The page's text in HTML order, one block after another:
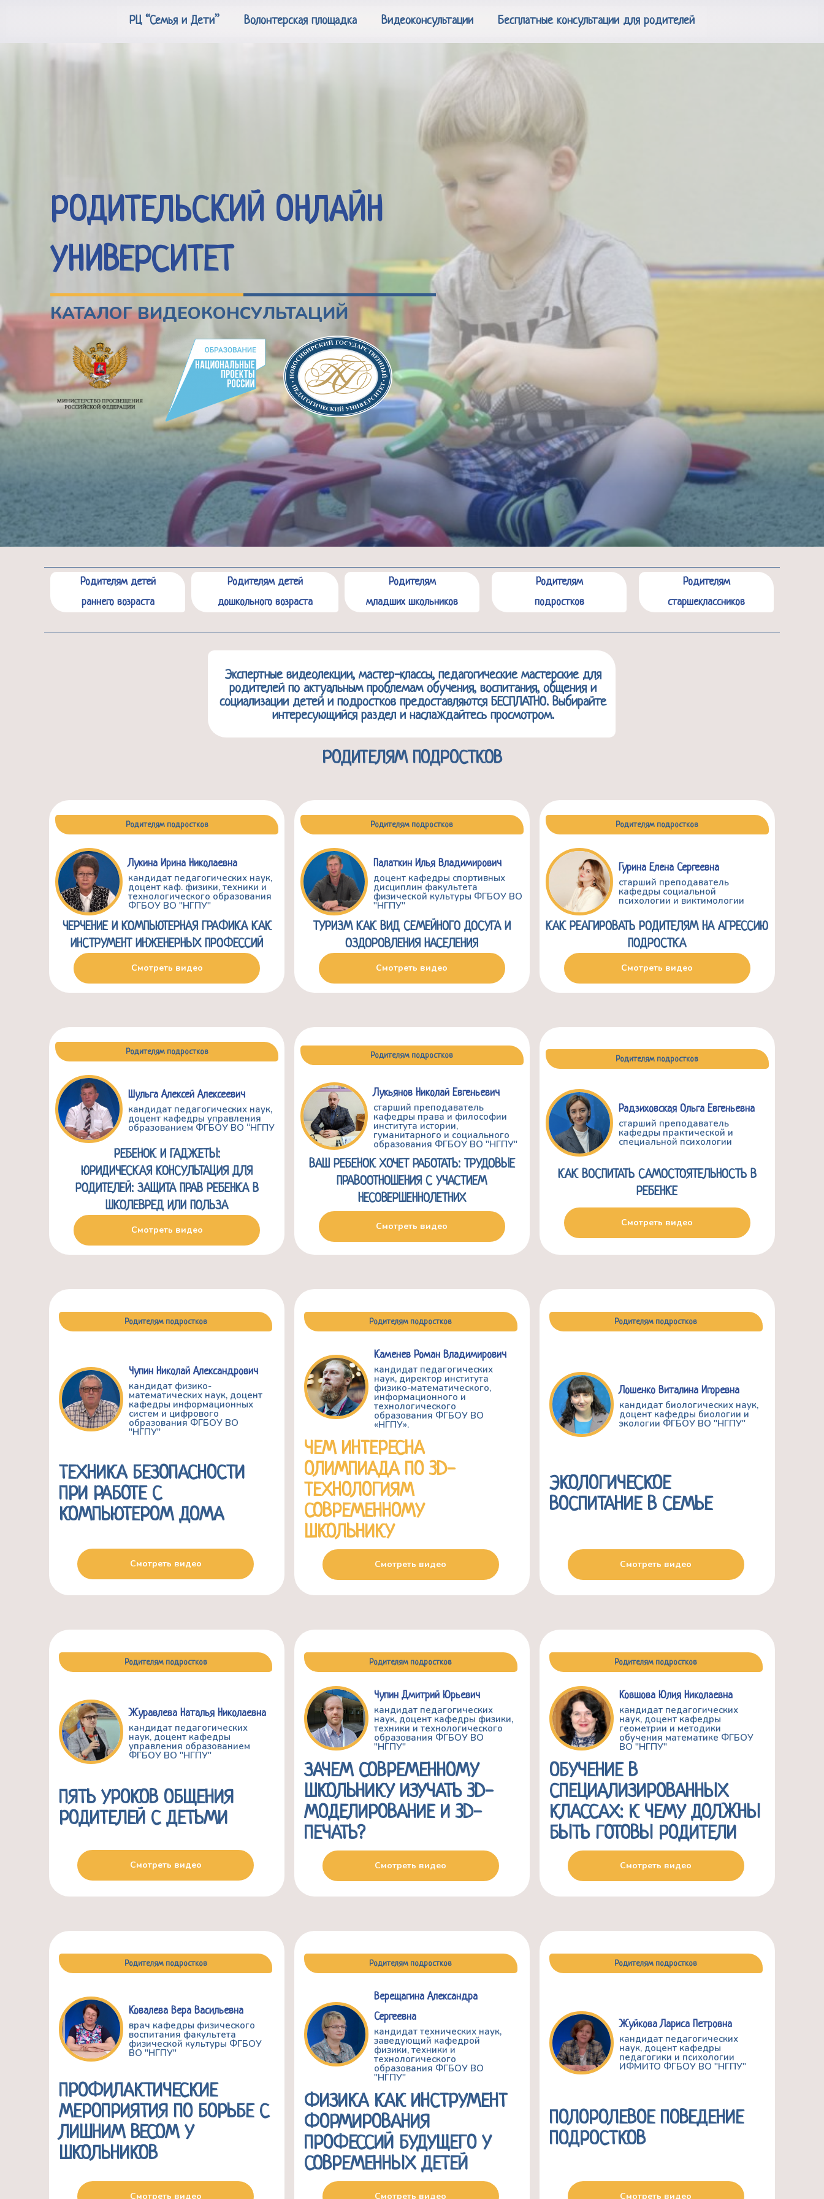
РЦ “Семья и Дети” Волонтерская площадка Видеоконсультации Бесплатные консультации для родителей
РОДИТЕЛЬСКИЙ ОНЛАЙН
УНИВЕРСИТЕТ
КАТАЛОГ ВИДЕОКОНСУЛЬТАЦИЙ
Родителям детей
раннего возраста
Родителям детей
дошкольного возраста
Родителям
младших школьников
Родителям
подростков
Родителям
старшеклассников
Экспертные видеолекции, мастер-классы, педагогические мастерские для
родителей по актуальным проблемам обучения, воспитания, общения и
социализации детей и подростков предоставляются БЕСПЛАТНО. Выбирайте
интересующийся раздел и наслаждайтесь просмотром.
РОДИТЕЛЯМ ПОДРОСТКОВ
Родителям подростков
Лукина Ирина Николаевна
кандидат педагогических наук,
доцент каф. физики, техники и
технологического образования
ФГБОУ ВО "НГПУ"
ЧЕРЧЕНИЕ И КОМПЬЮТЕРНАЯ ГРАФИКА КАК
ИНСТРУМЕНТ ИНЖЕНЕРНЫХ ПРОФЕССИЙ
Смотреть видео
Родителям подростков
Палаткин Илья Владимирович
доцент кафедры спортивных
дисциплин факультета
физической культуры ФГБОУ ВО
"НГПУ"
ТУРИЗМ КАК ВИД СЕМЕЙНОГО ДОСУГА И
ОЗДОРОВЛЕНИЯ НАСЕЛЕНИЯ
Смотреть видео
Родителям подростков
Гурина Елена Сергеевна
старший преподаватель
кафедры социальной
психологии и виктимологии
КАК РЕАГИРОВАТЬ РОДИТЕЛЯМ НА АГРЕССИЮ
ПОДРОСТКА
Смотреть видео
Родителям подростков
Шульга Алексей Алексеевич
кандидат педагогических наук,
доцент кафедры управления
образованием ФГБОУ ВО “НГПУ
РЕБЕНОК И ГАДЖЕТЫ:
ЮРИДИЧЕСКАЯ КОНСУЛЬТАЦИЯ ДЛЯ
РОДИТЕЛЕЙ: ЗАЩИТА ПРАВ РЕБЕНКА В
ШКОЛЕВРЕД ИЛИ ПОЛЬЗА
Смотреть видео
Родителям подростков
Лукьянов Николай Евгеньевич
старший преподаватель
кафедры права и философии
института истории,
гуманитарного и социального
образования ФГБОУ ВО "НГПУ"
ВАШ РЕБЕНОК ХОЧЕТ РАБОТАТЬ: ТРУДОВЫЕ
ПРАВООТНОШЕНИЯ С УЧАСТИЕМ
НЕСОВЕРШЕННОЛЕТНИХ
Смотреть видео
Родителям подростков
Радзиховская Ольга Евгеньевна
старший преподаватель
кафедры практической и
специальной психологии
КАК ВОСПИТАТЬ САМОСТОЯТЕЛЬНОСТЬ В
РЕБЕНКЕ
Смотреть видео
Родителям подростков
Чупин Николай Александрович
кандидат физико-
математических наук, доцент
кафедры информационных
систем и цифрового
образования ФГБОУ ВО
"НГПУ"
ТЕХНИКА БЕЗОПАСНОСТИ
ПРИ РАБОТЕ С
КОМПЬЮТЕРОМ ДОМА
Смотреть видео
Родителям подростков
Каменев Роман Владимирович
кандидат педагогических
наук, директор института
физико-математического,
информационного и
технологического
образования ФГБОУ ВО
«НГПУ».
ЧЕМ ИНТЕРЕСНА
ОЛИМПИАДА ПО 3D-
ТЕХНОЛОГИЯМ
СОВРЕМЕННОМУ
ШКОЛЬНИКУ
Смотреть видео
Родителям подростков
Лошенко Виталина Игоревна
кандидат биологических наук,
доцент кафедры биологии и
экологии ФГБОУ ВО "НГПУ"
ЭКОЛОГИЧЕСКОЕ
ВОСПИТАНИЕ В СЕМЬЕ
Смотреть видео
Родителям подростков
Журавлева Наталья Николаевна
кандидат педагогических
наук, доцент кафедры
управления образованием
ФГБОУ ВО "НГПУ"
ПЯТЬ УРОКОВ ОБЩЕНИЯ
РОДИТЕЛЕЙ С ДЕТЬМИ
Смотреть видео
Родителям подростков
Чупин Дмитрий Юрьевич
кандидат педагогических
наук, доцент кафедры физики,
техники и технологического
образования ФГБОУ ВО
"НГПУ"
ЗАЧЕМ СОВРЕМЕННОМУ
ШКОЛЬНИКУ ИЗУЧАТЬ 3D-
МОДЕЛИРОВАНИЕ И 3D-
ПЕЧАТЬ?
Смотреть видео
Родителям подростков
Ковшова Юлия Николаевна
кандидат педагогических
наук, доцент кафедры
геометрии и методики
обучения математике ФГБОУ
ВО "НГПУ"
ОБУЧЕНИЕ В
СПЕЦИАЛИЗИРОВАННЫХ
КЛАССАХ: К ЧЕМУ ДОЛЖНЫ
БЫТЬ ГОТОВЫ РОДИТЕЛИ
Смотреть видео
Родителям подростков
Ковалева Вера Васильевна
врач кафедры физического
воспитания факультета
физической культуры ФГБОУ
ВО "НГПУ"
ПРОФИЛАКТИЧЕСКИЕ
МЕРОПРИЯТИЯ ПО БОРЬБЕ С
ЛИШНИМ ВЕСОМ У
ШКОЛЬНИКОВ
Смотреть видео
Родителям подростков
Верещагина Александра
Сергеевна
кандидат технических наук,
заведующий кафедрой
физики, техники и
технологического
образования ФГБОУ ВО
"НГПУ"
ФИЗИКА КАК ИНСТРУМЕНТ
ФОРМИРОВАНИЯ
ПРОФЕССИЙ БУДУЩЕГО У
СОВРЕМЕННЫХ ДЕТЕЙ
Смотреть видео
Родителям подростков
Жуйкова Лариса Петровна
кандидат педагогических
наук, доцент кафедры
педагогики и психологии
ИФМИТО ФГБОУ ВО "НГПУ"
ПОЛОРОЛЕВОЕ ПОВЕДЕНИЕ
ПОДРОСТКОВ
Смотреть видео